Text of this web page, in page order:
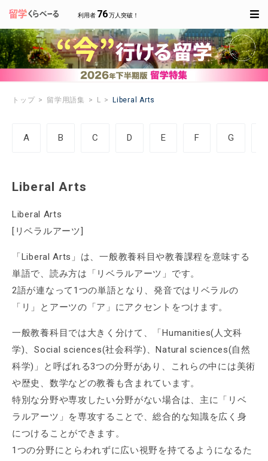
利用者 76万人突破！
トップ 留学用語集 L Liberal Arts
A B C D E F G
Liberal Arts
Liberal Arts
[リベラルアーツ]
「Liberal Arts」は、一般教養科目や教養課程を意味する
単語で、読み方は「リベラルアーツ」です。
2語が連なって1つの単語となり、発音ではリベラルの
「リ」とアーツの「ア」にアクセントをつけます。
一般教養科目では大きく分けて、「Humanities(人文科
学)、Social sciences(社会科学)、Natural sciences(自然
科学)」と呼ばれる3つの分野があり、これらの中には美術
や歴史、数学などの教養も含まれています。
特別な分野や専攻したい分野がない場合は、主に「リベ
ラルアーツ」を専攻することで、総合的な知識を広く身
につけることができます。
1つの分野にとらわれずに広い視野を持てるようになるた